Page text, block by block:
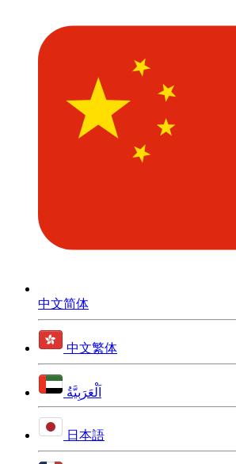
中文简体
中文繁体
اَلْعَرَبِيَّةُ
日本語